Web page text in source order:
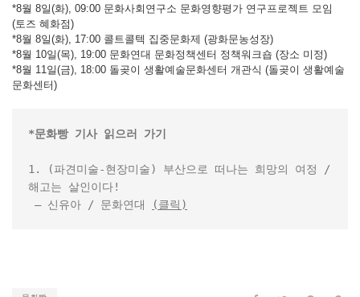
*8월 8일(화), 09:00 문화사회연구소 문화영향평가 연구프로젝트 모임
(토즈 혜화점)
*8월 8일(화), 17:00 콜트콜텍 집중문화제 (광화문농성장)
*8월 10일(목), 19:00 문화연대 문화정책센터 정책워크숍 (장소 미정)
*8월 11일(금), 18:00 돌곶이 생활예술문화센터 개관식 (돌곶이 생활예술
문화센터)
*문화빵 기사 읽으러 가기
1. (파견미술-현장미술) 부산으로 떠나는 희망의 여정 /
해고는 살인이다!
– 신유아 / 문화연대
(클릭)